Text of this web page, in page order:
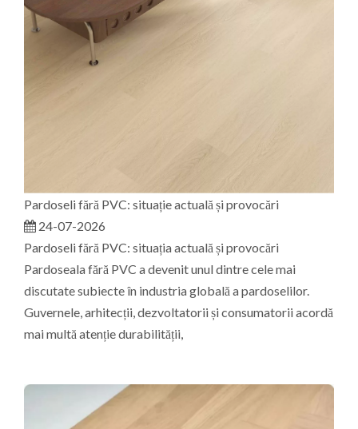
Pardoseli fără PVC: situație actuală și provocări
24-07-2026
Pardoseli fără PVC: situația actuală și provocări
Pardoseala fără PVC a devenit unul dintre cele mai
discutate subiecte în industria globală a pardoselilor.
Guvernele, arhitecții, dezvoltatorii și consumatorii acordă
mai multă atenție durabilității,